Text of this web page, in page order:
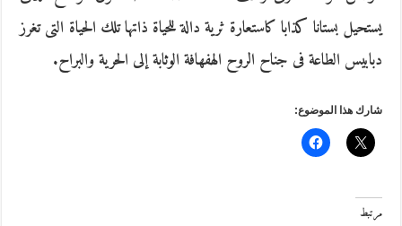
يستحيل بستانا كذابا كاستعارة ثرية دالة للحياة ذاتها تلك الحياة التى تغرز
دبابيس الطاعة فى جناح الروح الهفهافة الوثابة إلى الحرية والبراح.
شارك هذا الموضوع:
مرتبط